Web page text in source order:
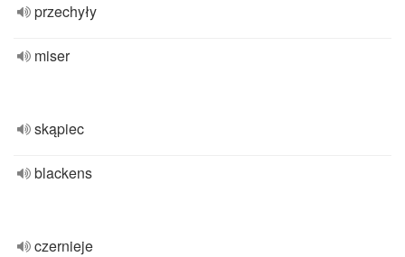
przechyły
miser
skąpiec
blackens
czernieje